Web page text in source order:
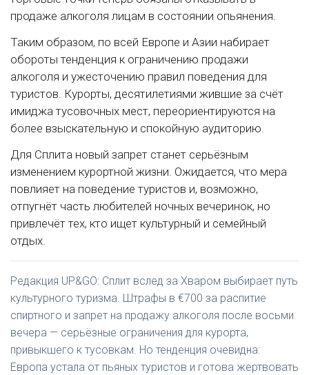
продаже алкоголя лицам в состоянии опьянения.
Таким образом, по всей Европе и Азии набирает
обороты тенденция к ограничению продажи
алкоголя и ужесточению правил поведения для
туристов. Курорты, десятилетиями жившие за счёт
имиджа тусовочных мест, переориентируются на
более взыскательную и спокойную аудиторию.
Для Сплита новый запрет станет серьёзным
изменением курортной жизни. Ожидается, что мера
повлияет на поведение туристов и, возможно,
отпугнёт часть любителей ночных вечеринок, но
привлечёт тех, кто ищет культурный и семейный
отдых.
Редакция UP&GO: Сплит вслед за Хваром выбирает путь
культурного туризма. Штрафы в €700 за распитие
спиртного и запрет на продажу алкоголя после восьми
вечера — серьёзные ограничения для курорта,
привыкшего к тусовкам. Но тенденция очевидна:
Европа устала от пьяных туристов и готова жертвовать